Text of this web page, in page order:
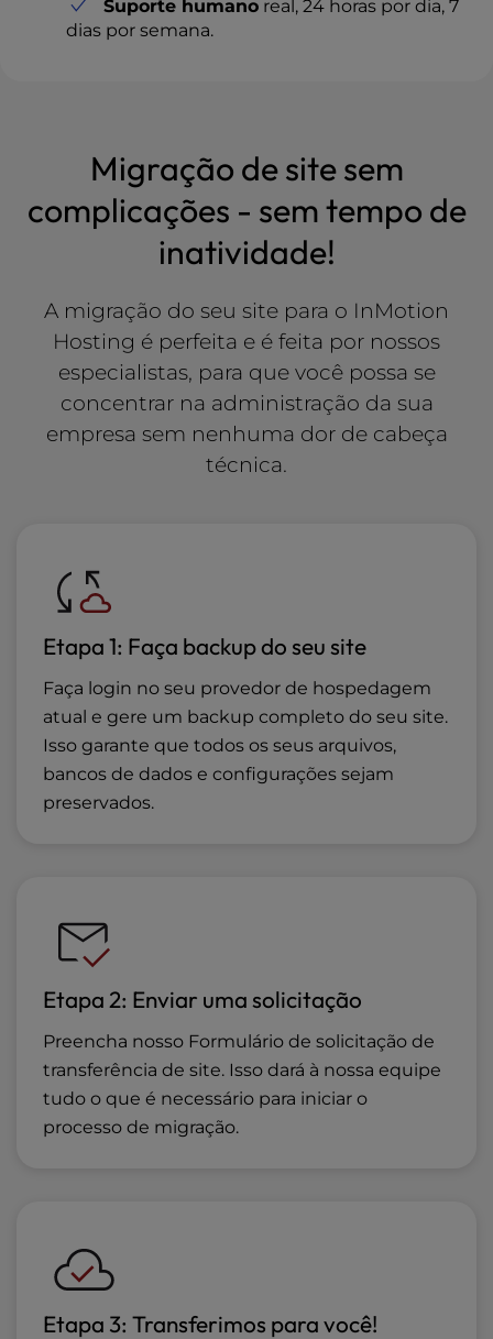
Suporte humano real, 24 horas por dia, 7
dias por semana.
Migração de site sem
complicações - sem tempo de
inatividade!
A migração do seu site para o InMotion
Hosting é perfeita e é feita por nossos
especialistas, para que você possa se
concentrar na administração da sua
empresa sem nenhuma dor de cabeça
técnica.
Etapa 1: Faça backup do seu site
Faça login no seu provedor de hospedagem
atual e gere um backup completo do seu site.
Isso garante que todos os seus arquivos,
bancos de dados e configurações sejam
preservados.
Etapa 2: Enviar uma solicitação
Preencha nosso Formulário de solicitação de
transferência de site. Isso dará à nossa equipe
tudo o que é necessário para iniciar o
processo de migração.
Etapa 3: Transferimos para você!